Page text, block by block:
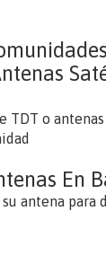
TDT o
En
antena para